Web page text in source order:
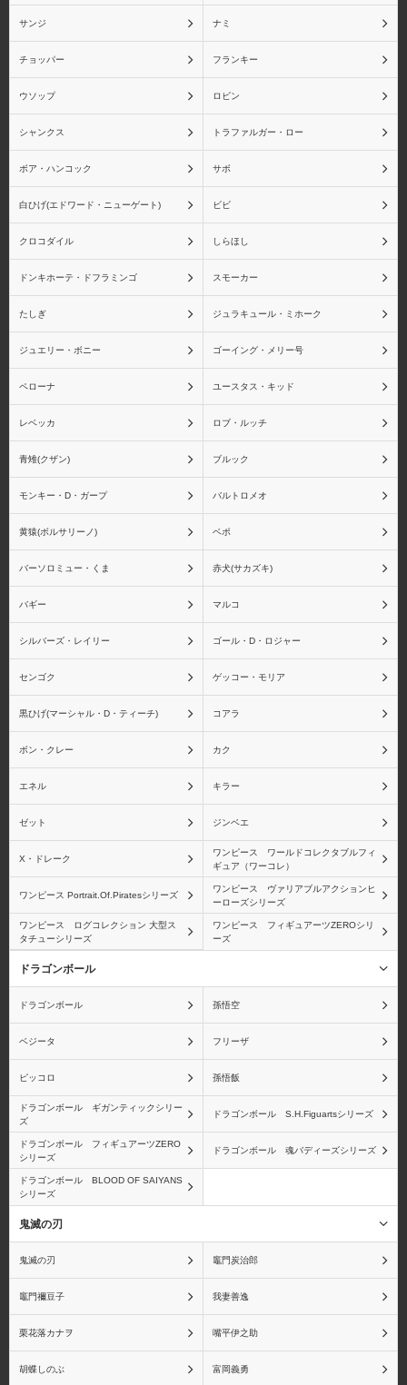
サンジ ナミ
チョッパー フランキー
ウソップ ロビン
シャンクス トラファルガー・ロー
ボア・ハンコック サボ
白ひげ(エドワード・ニューゲート) ビビ
クロコダイル しらほし
ドンキホーテ・ドフラミンゴ スモーカー
たしぎ ジュラキュール・ミホーク
ジュエリー・ボニー ゴーイング・メリー号
ペローナ ユースタス・キッド
レベッカ ロブ・ルッチ
青雉(クザン) ブルック
モンキー・D・ガープ バルトロメオ
黄猿(ボルサリーノ) ベポ
バーソロミュー・くま 赤犬(サカズキ)
バギー マルコ
シルバーズ・レイリー ゴール・D・ロジャー
センゴク ゲッコー・モリア
黒ひげ(マーシャル・D・ティーチ) コアラ
ボン・クレー カク
エネル キラー
ゼット ジンベエ
X・ドレーク
ワンピース ワールドコレクタブルフィ
ギュア（ワーコレ）
ワンピース Portrait.Of.Piratesシリーズ
ワンピース ヴァリアブルアクションヒ
ーローズシリーズ
ワンピース ログコレクション 大型ス
タチューシリーズ
ワンピース フィギュアーツZEROシリ
ーズ
ドラゴンボール
ドラゴンボール 孫悟空
ベジータ フリーザ
ピッコロ 孫悟飯
ドラゴンボール ギガンティックシリー
ズ
ドラゴンボール S.H.Figuartsシリーズ
ドラゴンボール フィギュアーツZERO
シリーズ
ドラゴンボール 魂バディーズシリーズ
ドラゴンボール BLOOD OF SAIYANS
シリーズ
鬼滅の刃
鬼滅の刃 竈門炭治郎
竈門禰󠄀豆子 我妻善逸
栗花落カナヲ 嘴平伊之助
胡蝶しのぶ 富岡義勇